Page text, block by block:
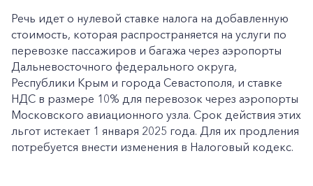
Речь идет о нулевой ставке налога на добавленную
стоимость, которая распространяется на услуги по
перевозке пассажиров и багажа через аэропорты
Дальневосточного федерального округа,
Республики Крым и города Севастополя, и ставке
НДС в размере 10% для перевозок через аэропорты
Московского авиационного узла. Срок действия этих
льгот истекает 1 января 2025 года. Для их продления
потребуется внести изменения в Налоговый кодекс.